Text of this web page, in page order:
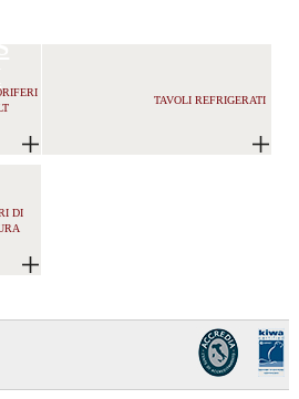
TAVOLI REFRIGERATI
DI